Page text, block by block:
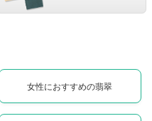
女性におすすめの翡翠